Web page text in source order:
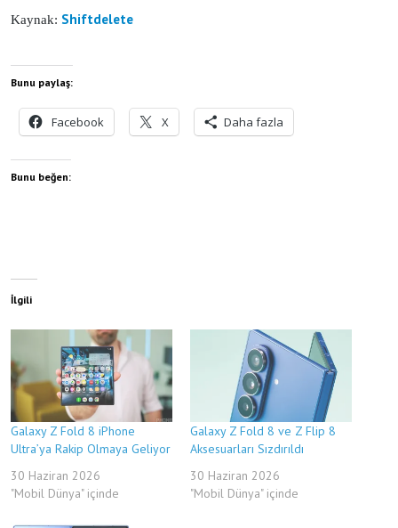
Kaynak: Shiftdelete
Bunu paylaş:
Facebook X Daha fazla
Bunu beğen:
İlgili
Galaxy Z Fold 8 iPhone
Ultra’ya Rakip Olmaya Geliyor
30 Haziran 2026
"Mobil Dünya" içinde
Galaxy Z Fold 8 ve Z Flip 8
Aksesuarları Sızdırıldı
30 Haziran 2026
"Mobil Dünya" içinde